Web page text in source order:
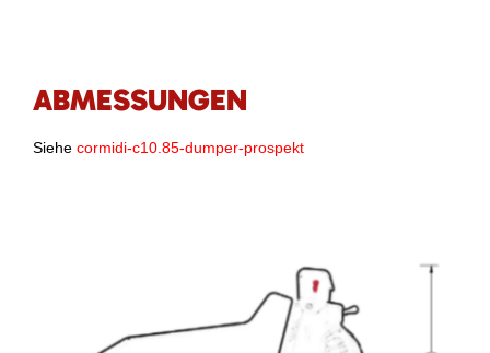
ABMESSUNGEN
Siehe cormidi-c10.85-dumper-prospekt